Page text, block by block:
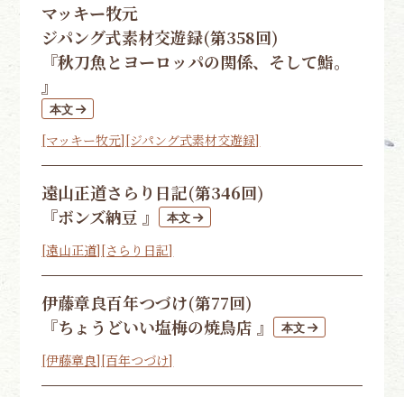
マッキー牧元
ジパング式素材交遊録(第358回)
『秋刀魚とヨーロッパの関係、そして鮨。
』
[マッキー牧元][ジパング式素材交遊録]
遠山正道さらり日記(第346回)
『ボンズ納豆 』
[遠山正道][さらり日記]
伊藤章良百年つづけ(第77回)
『ちょうどいい塩梅の焼鳥店 』
[伊藤章良][百年つづけ]